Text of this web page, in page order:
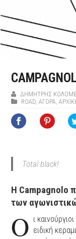
ΔΗΜΉΤΡΗΣ
ROAD,ΑΓΟΡΑ,
Total black!
Η Campagnolo
των
Ο ι
ειδική